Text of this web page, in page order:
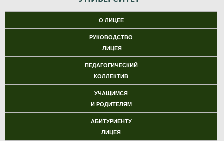
О ЛИЦЕЕ
РУКОВОДСТВО
ЛИЦЕЯ
ПЕДАГОГИЧЕСКИЙ
КОЛЛЕКТИВ
УЧАЩИМСЯ
И РОДИТЕЛЯМ
АБИТУРИЕНТУ
ЛИЦЕЯ